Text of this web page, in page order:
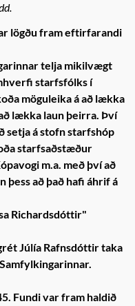
lögðu fram eftirfarandi
telja mikilvægt
starfsfólks í
möguleika á að lækka
lækka laun þeirra. Því
á stofn starfshóp
starfsaðstæður
m.a. með því að
þess að það hafi áhrif á
Richardsdóttir"
Júlía Rafnsdóttir taka
Fundi var fram haldið